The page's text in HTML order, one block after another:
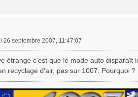
26 septembre 2007, 11:47:07
étrange c'est que le mode auto
recyclage d'air, pas sur 1007. Pourquoi ?